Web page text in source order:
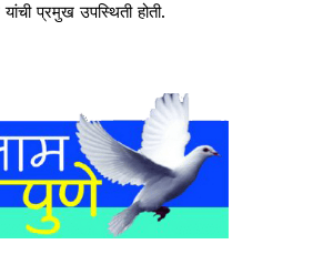
प्रमुख उपस्थिती होती.